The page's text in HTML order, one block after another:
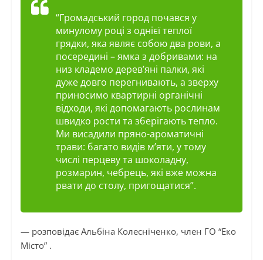
“Громадський город почався у
минулому році з однієї теплої
грядки, яка являє собою два рови, а
посередині – ямка з добривами: на
низ кладемо дерев’яні палки, які
дуже довго перегнивають, а зверху
приносимо квартирні органічні
відходи, які допомагають рослинам
швидко рости та зберігають тепло.
Ми висадили пряно-ароматичні
трави: багато видів м’яти, у тому
числі перцеву та шоколадну,
розмарин, чебрець, які вже можна
рвати до столу, пригощатися”.
— розповідає Альбіна Колесніченко, член ГО “Еко
Місто” .